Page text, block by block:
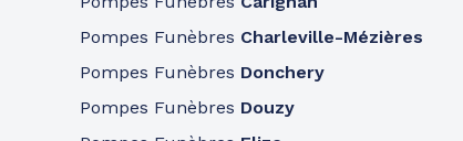
Pompes Funèbres Charleville-Mézières
Pompes Funèbres Donchery
Pompes Funèbres Douzy